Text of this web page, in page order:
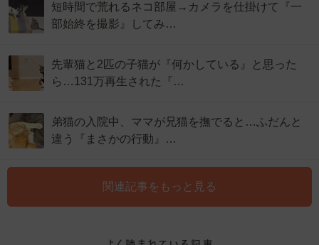
短時間で荒れるネコ部屋→カメラを仕掛けて『一
部始終を撮影』してみ…
先輩猫と2匹の子猫が『何かしている』と思った
ら…131万再生された『…
弟猫の入院中、ママが兄猫を撫でると…ふだんと
違う『まさかの行動』…
関連記事をもっと見る